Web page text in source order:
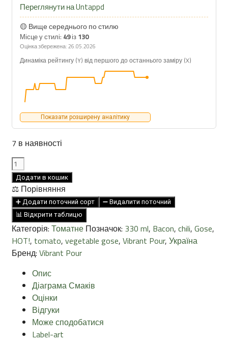
Переглянути на Untappd
🟡 Вище середнього по стилю
Місце у стилі: 49із 130
Оцінка збережена: 26.05.2026
Динаміка рейтингу (Y) від першого до останнього заміру (X)
Показати розширену аналітику
7 в наявності
VibrantPour
Сало
з
різносолами
Gose
4.5%
кількість
Додати в кошик
⚖️ Порівняння
➕ Додати поточний сорт
➖ Видалити поточний
📊 Відкрити таблицю
Категорія: Томатне Позначок: 330 ml, Bacon, chili, Gose,
HOT!, tomato, vegetable gose, Vibrant Pour, Україна
Бренд: Vibrant Pour
Опис
Діаграма Смаків
Оцінки
Відгуки
Може сподобатися
Label-art